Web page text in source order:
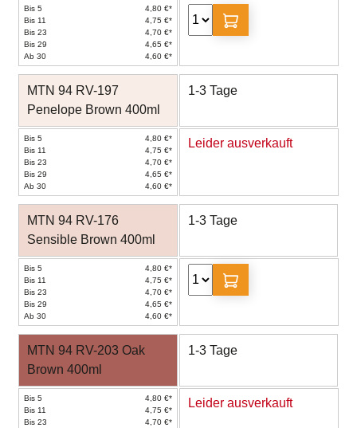
Bis 5
4,80 €*
Bis 11
4,75 €*
Bis 23
4,70 €*
Bis 29
4,65 €*
Ab 30
4,60 €*
MTN 94 RV-197
Penelope Brown 400ml
1-3 Tage
Bis 5
4,80 €*
Bis 11
4,75 €*
Bis 23
4,70 €*
Bis 29
4,65 €*
Ab 30
4,60 €*
Leider ausverkauft
MTN 94 RV-176
Sensible Brown 400ml
1-3 Tage
Bis 5
4,80 €*
Bis 11
4,75 €*
Bis 23
4,70 €*
Bis 29
4,65 €*
Ab 30
4,60 €*
MTN 94 RV-203 Oak
Brown 400ml
1-3 Tage
Bis 5
4,80 €*
Bis 11
4,75 €*
Bis 23
4,70 €*
Leider ausverkauft